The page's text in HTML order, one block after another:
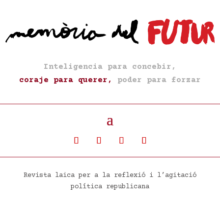
Inteligencia para concebir,
coraje para querer,
poder para forzar
Revista laica per a la reflexió i l’agitació
política republicana